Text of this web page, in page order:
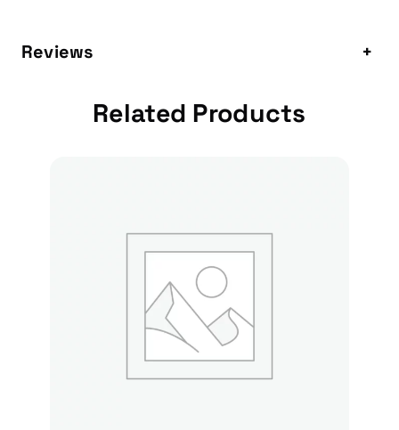
n
Reviews +
Related Products